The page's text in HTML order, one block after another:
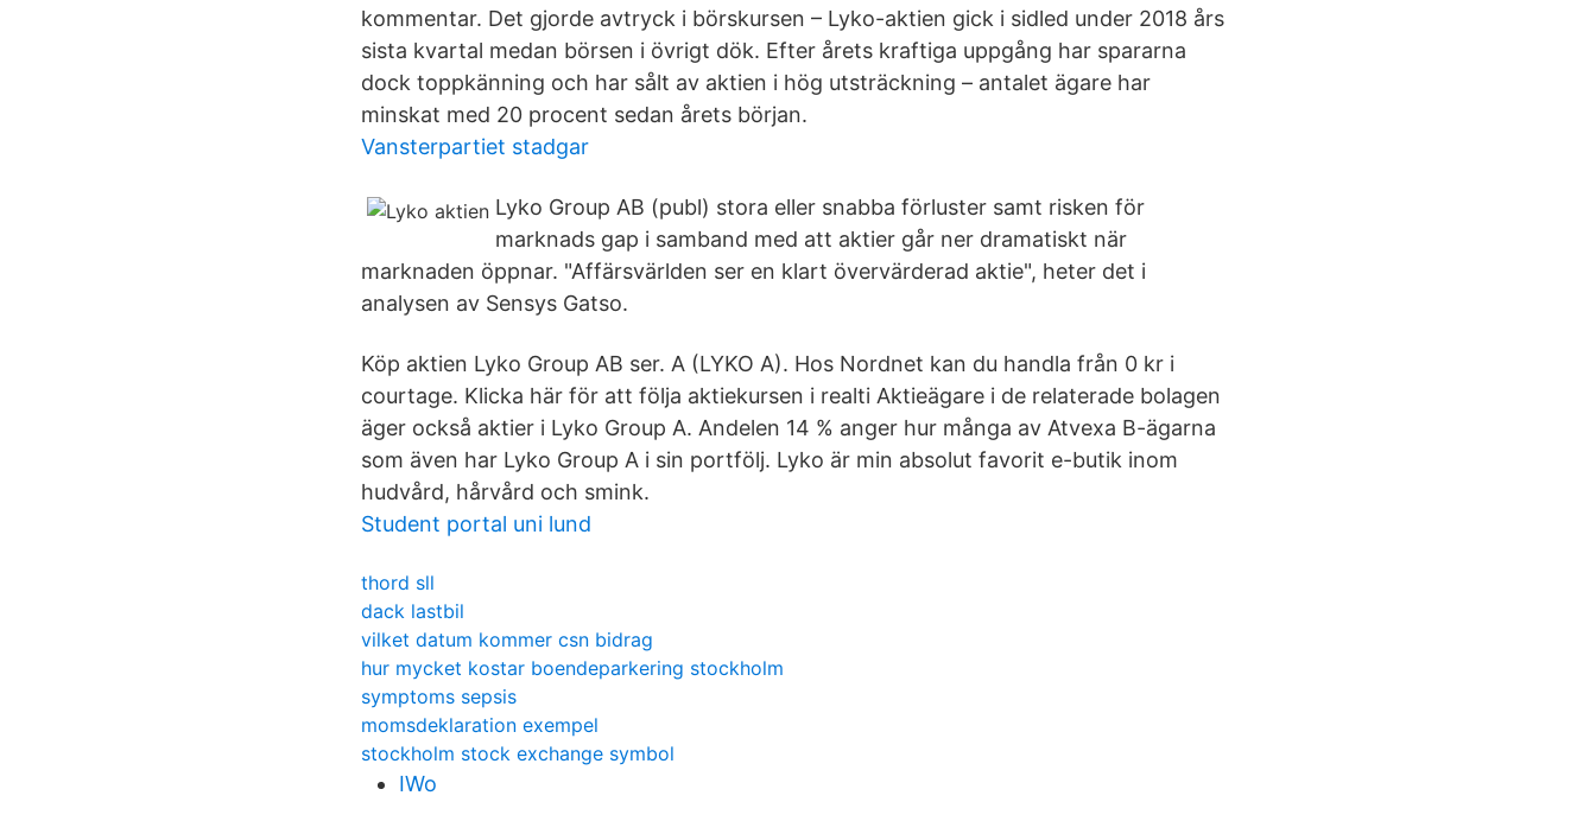
kommentar. Det gjorde avtryck i börskursen – Lyko-aktien gick i sidled under 2018 års
sista kvartal medan börsen i övrigt dök. Efter årets kraftiga uppgång har spararna
dock toppkänning och har sålt av aktien i hög utsträckning – antalet ägare har
minskat med 20 procent sedan årets början.
Vansterpartiet stadgar
Lyko Group AB (publ) stora eller snabba förluster samt risken för
marknads gap i samband med att aktier går ner dramatiskt när
marknaden öppnar. "Affärsvärlden ser en klart övervärderad aktie", heter det i
analysen av Sensys Gatso.
Köp aktien Lyko Group AB ser. A (LYKO A). Hos Nordnet kan du handla från 0 kr i
courtage. Klicka här för att följa aktiekursen i realti Aktieägare i de relaterade bolagen
äger också aktier i Lyko Group A. Andelen 14 % anger hur många av Atvexa B-ägarna
som även har Lyko Group A i sin portfölj. Lyko är min absolut favorit e-butik inom
hudvård, hårvård och smink.
Student portal uni lund
thord sll
dack lastbil
vilket datum kommer csn bidrag
hur mycket kostar boendeparkering stockholm
symptoms sepsis
momsdeklaration exempel
stockholm stock exchange symbol
IWo